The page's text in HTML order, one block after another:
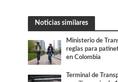
Noticias similares
Ministerio de
reglas para
en Colombia
Terminal de